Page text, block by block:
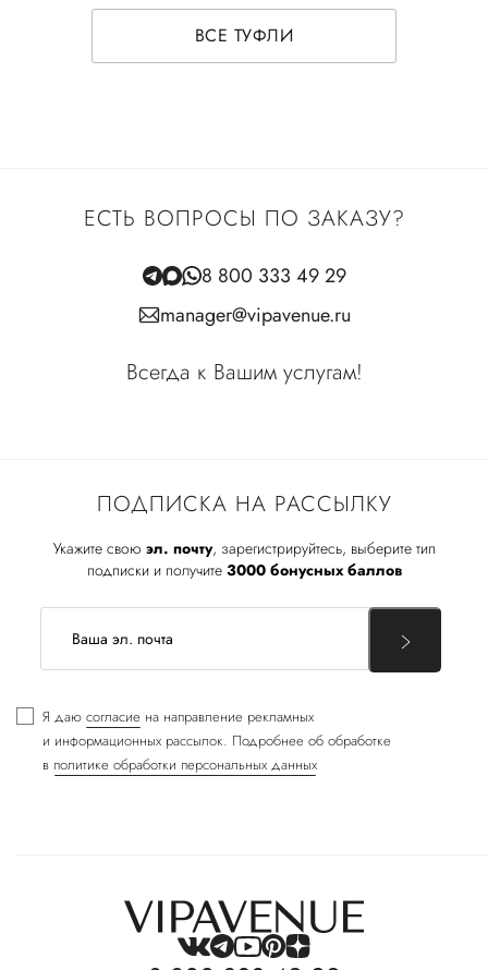
ВСЕ ТУФЛИ
ПОДПИСКА НА РАССЫЛКУ
Укажите свою эл. почту, зарегистрируйтесь, выберите тип
подписки и получите 3000 бонусных баллов
Я даю согласие на направление рекламных
и информационных рассылок. Подробнее об обработке
в политике обработки персональных данных
ЕСТЬ ВОПРОСЫ ПО ЗАКАЗУ?
8 800 333 49 29
manager@vipavenue.ru
Всегда к Вашим услугам!